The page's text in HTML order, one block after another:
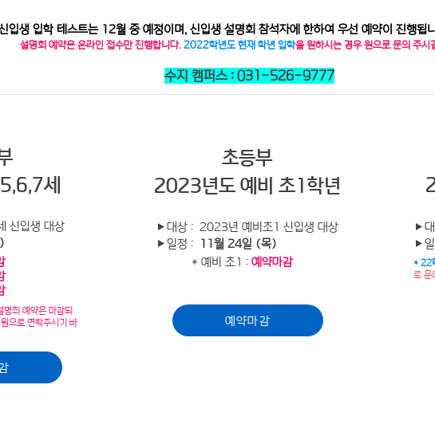
입생 입학 테스트는 12월 중 예정이며, 신입생 설명회 참석자에 한하여 우선 예약이 진행됩
설명회 예약은 온라인 접수만 진행합니다. 2022학년도 현재 학년 입학을 원하시는 경우 원으로 문의 주시
수지 캠퍼스 : 031-526-9777
세
신입생 대상
회 예약은 마감되
으로 연락주시기 바
초등부
2023년도 예비 초1학년
▶대상 : 2023년 예비초1 신입생 대상
▶일정 : 11월 24일 (목)
* 예비 초1 : 예약마감
예약마감
▶
▶
* 22
로 문